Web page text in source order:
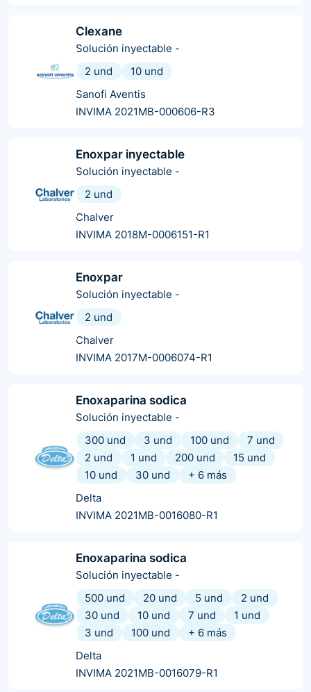
Clexane
Solución inyectable -
2 und
10 und
Sanofi Aventis
INVIMA 2021MB-000606-R3
Enoxpar inyectable
Solución inyectable -
2 und
Chalver
INVIMA 2018M-0006151-R1
Enoxpar
Solución inyectable -
2 und
Chalver
INVIMA 2017M-0006074-R1
Enoxaparina sodica
Solución inyectable -
300 und
3 und 100 und
7 und
2 und
1 und 200 und
15 und
10 und
30 und + 6 más
Delta
INVIMA 2021MB-0016080-R1
Enoxaparina sodica
Solución inyectable -
500 und
20 und 5 und
2 und
30 und
10 und 7 und
1 und
3 und
100 und + 6 más
Delta
INVIMA 2021MB-0016079-R1